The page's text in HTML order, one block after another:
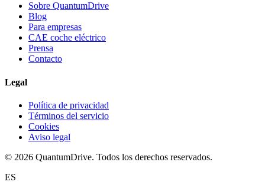
Sobre QuantumDrive
Blog
Para empresas
CAE coche eléctrico
Prensa
Contacto
Legal
Política de privacidad
Términos del servicio
Cookies
Aviso legal
© 2026 QuantumDrive. Todos los derechos reservados.
ES